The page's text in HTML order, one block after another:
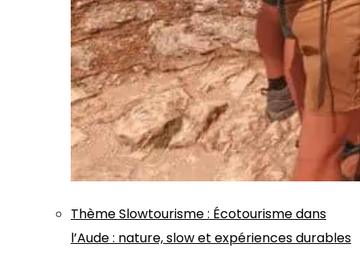
ThèmeSlowtourisme: Écotourisme dans
l’Aude : nature, slow et expériences durables